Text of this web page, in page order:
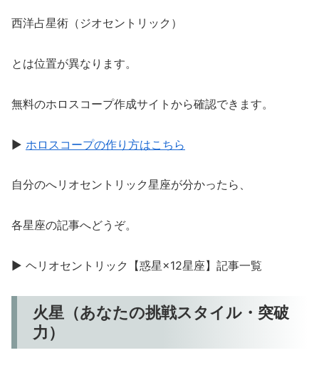
西洋占星術（ジオセントリック）
とは位置が異なります。
無料のホロスコープ作成サイトから確認できます。
▶ ホロスコープの作り方はこちら
自分のへリオセントリック星座が分かったら、
各星座の記事へどうぞ。
▶ ヘリオセントリック【惑星×12星座】記事一覧
火星（あなたの挑戦スタイル・突破
力）